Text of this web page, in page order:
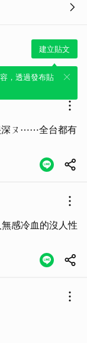
建立貼文
，透過發布貼
深ㄡ⋯⋯全台都有
感冷血的沒人性